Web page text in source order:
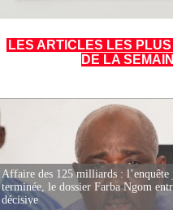
LES ARTICLES LES
DE LA
Affaire des 125 milliards : l’enquête
terminée, le dossier Farba Ngom
décisive